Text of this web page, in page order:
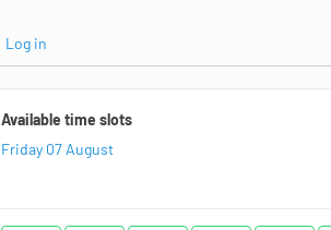
Log in
Available time slots
Friday 07 August